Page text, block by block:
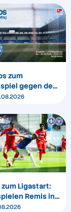
zum
gegen den
zum Ligastart:
Remis in